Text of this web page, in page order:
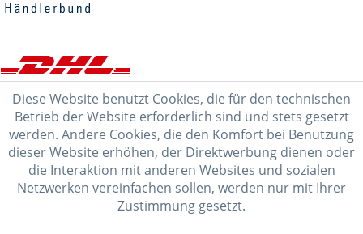
Diese Website benutzt Cookies, die für den technischen
Betrieb der Website erforderlich sind und stets gesetzt
werden. Andere Cookies, die den Komfort bei Benutzung
dieser Website erhöhen, der Direktwerbung dienen oder
die Interaktion mit anderen Websites und sozialen
Netzwerken vereinfachen sollen, werden nur mit Ihrer
Zustimmung gesetzt.